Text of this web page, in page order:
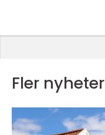
Fler nyheter